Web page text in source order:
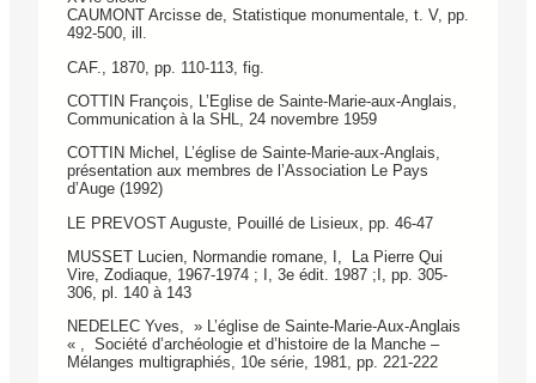
CAUMONT Arcisse de, Statistique monumentale, t. V, pp.
492-500, ill.
CAF., 1870, pp. 110-113, fig.
COTTIN François, L’Eglise de Sainte-Marie-aux-Anglais,
Communication à la SHL, 24 novembre 1959
COTTIN Michel, L’église de Sainte-Marie-aux-Anglais,
présentation aux membres de l’Association Le Pays
d’Auge (1992)
LE PREVOST Auguste, Pouillé de Lisieux, pp. 46-47
MUSSET Lucien, Normandie romane, I, La Pierre Qui
Vire, Zodiaque, 1967-1974 ; I, 3e édit. 1987 ;I, pp. 305-
306, pl. 140 à 143
NEDELEC Yves, » L’église de Sainte-Marie-Aux-Anglais
« , Société d’archéologie et d’histoire de la Manche –
Mélanges multigraphiés, 10e série, 1981, pp. 221-222